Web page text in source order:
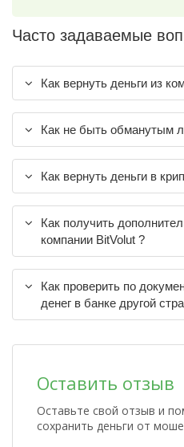
Часто задаваемые
Как вернуть деньги из
Как не быть обманутым
Как вернуть деньги в
Как получить
компании BitVolut ?
Как проверить по
денег в банке другой
Оставить отзыв
Оставьте свой отзыв и
сохранить деньги от